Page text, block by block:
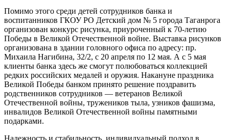
Помимо этого среди детей сотрудников банка и
воспитанников ГКОУ РО Детский дом № 5 города Таганрога
организован конкурс рисунка, приуроченный к 70-летию
Победы в Великой Отечественной войне. Выставка рисунков
организована в здании головного офиса по адресу: пр.
Михаила Нагибина, 32/2, с 20 апреля по 12 мая. А с 5 мая
клиенты банка здесь же смогут полюбоваться коллекцией
редких российских медалей и оружия. Накануне праздника
Великой Победы банком принято решение поздравить
родственников сотрудников — ветеранов Великой
Отечественной войны, тружеников тыла, узников фашизма,
инвалидов Великой Отечественной войны памятными
подарками.
Надежность и стабильность, индивидуальный подход в